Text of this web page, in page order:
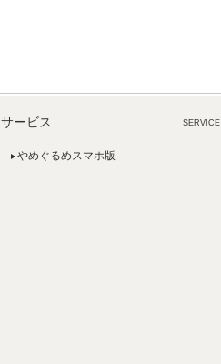
サービス SERVICE
やめぐるめスマホ版